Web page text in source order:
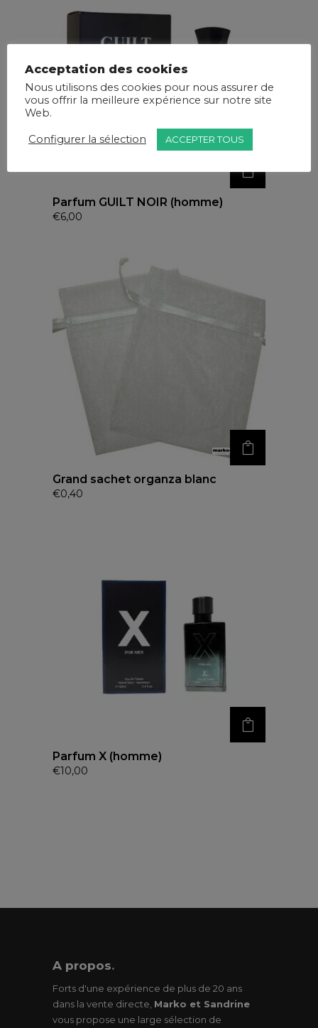
Parfum GUILT NOIR (homme)
€6,00
Grand sachet organza blanc
€0,40
Parfum X (homme)
€10,00
A propos.
Forts d'une expérience de plus de 20 ans
dans la vente directe, Marko et Sandrine
vous propose une large sélection de
Acceptation des cookies
Nous utilisons des cookies pour nous assurer de
vous offrir la meilleure expérience sur notre site
Web.
Configurer la sélection ACCEPTER TOUS